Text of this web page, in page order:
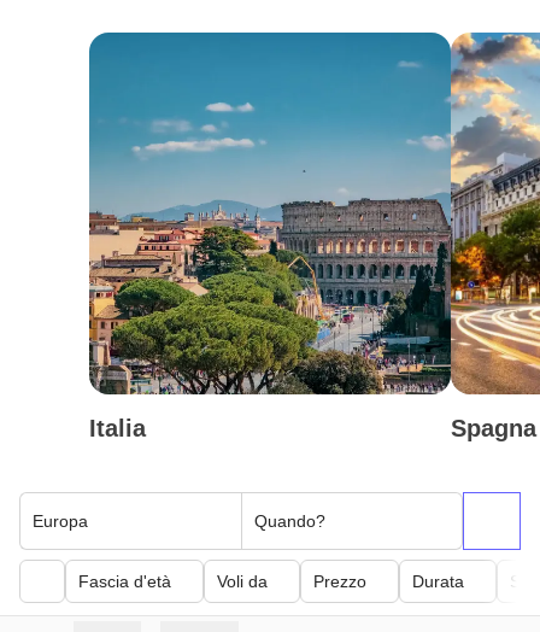
Italia Spagna
Europa Quando?
Fascia d'età Voli da Prezzo Durata